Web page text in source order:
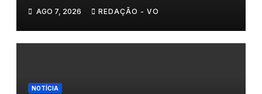
AGO 7, 2026 REDAÇÃO - VO
NOTÍCIA